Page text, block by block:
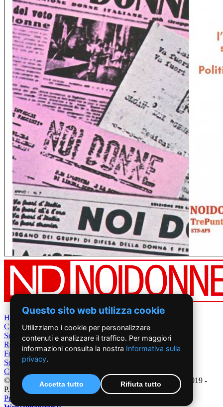
Home
Chi Siamo
Settimanale
Rete News
Foto&Video
Sostienici
Contatti
©2019 - NoiDonne - Iscrizione ROC n.33421 del 23 /09/ 2019 -
P.IVA 00878931005
Privacy Policy
Questo sito web utilizza cookie
Utilizziamo i cookie per personalizzare
contenuti e analizzare il traffico. Per maggiori
informazioni consulta la nostra Informativa sulla
privacy.
Accetta tutto Rifiuta tutto